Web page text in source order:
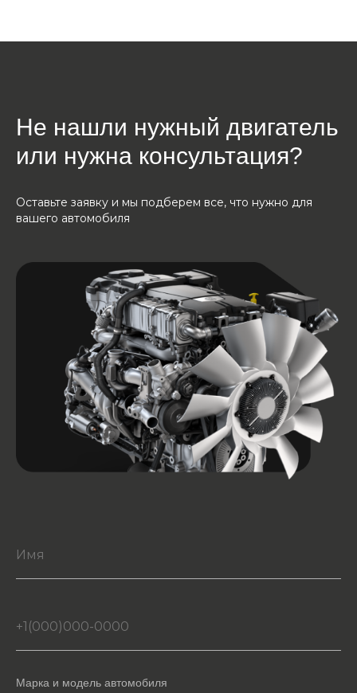
Не нашли нужный двигатель
или нужна консультация?
Оставьте заявку и мы подберем все, что нужно для
вашего автомобиля
Марка и модель автомобиля